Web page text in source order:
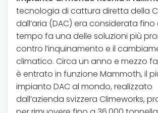
tecnologia di cattura diretta della
dall’aria (DAC) era considerata
tempo fa una delle soluzioni più
contro l’inquinamento e il
climatico. Circa un anno e mezzo
è entrato in funzione Mammoth, il
impianto DAC al mondo, realizzato
dall’azienda svizzera Climeworks,